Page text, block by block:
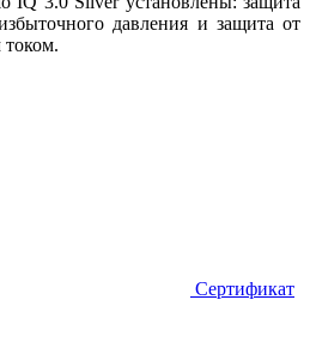
давления и защита от
током.
Сертификат